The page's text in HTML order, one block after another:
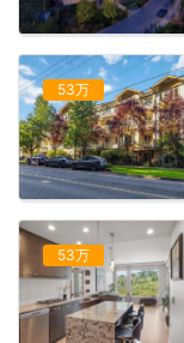
53万
53万